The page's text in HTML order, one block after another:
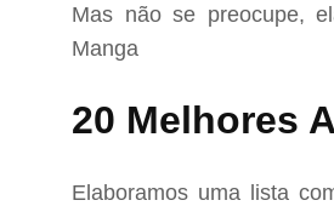
Mas não se preocupe,
Manga
20 Melhores
Elaboramos uma lista